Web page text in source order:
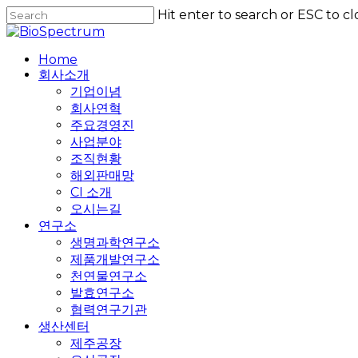
Skip
to
content
Hit enter to search or ESC to
Close
Home
회사소개
기업이념
회사연혁
주요경영진
사업분야
조직현황
해외판매망
CI 소개
오시는길
연구소
생명과학연구소
제품개발연구소
천연물연구소
발효연구소
협력연구기관
생산센터
제주공장